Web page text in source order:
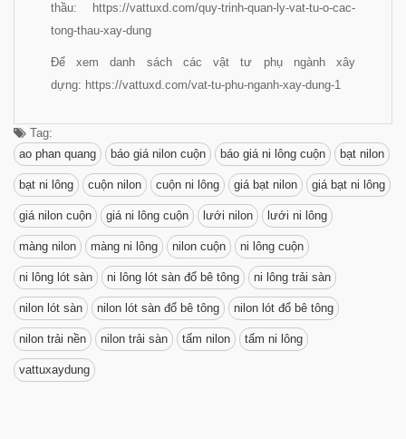
thầu: https://vattuxd.com/quy-trinh-quan-ly-vat-tu-o-cac-
tong-thau-xay-dung
Để xem danh sách các vật tư phụ ngành xây
dựng: https://vattuxd.com/vat-tu-phu-nganh-xay-dung-1
Tag:
ao phan quang
báo giá nilon cuộn báo giá ni lông cuộn bạt nilon
bạt ni lông cuộn nilon cuộn ni lông giá bạt nilon giá bạt ni lông
giá nilon cuộn giá ni lông cuộn lưới nilon lưới ni lông
màng nilon màng ni lông nilon cuộn ni lông cuộn
ni lông lót sàn ni lông lót sàn đổ bê tông ni lông trải sàn
nilon lót sàn nilon lót sàn đổ bê tông nilon lót đổ bê tông
nilon trải nền nilon trải sàn tấm nilon tấm ni lông
vattuxaydung